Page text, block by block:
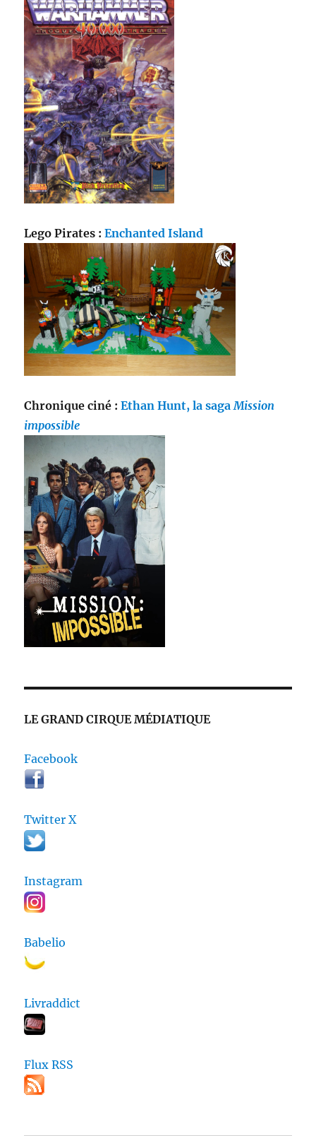
Lego Pirates :Enchanted Island
Chronique ciné :Ethan Hunt, la saga Mission
impossible
LE GRAND CIRQUE MÉDIATIQUE
Facebook
Twitter X
Instagram
Babelio
Livraddict
Flux RSS